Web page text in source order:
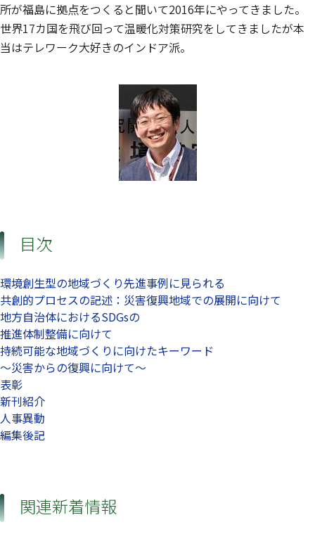
所が福島に拠点をつくると聞いて2016年にやってきました。
世界17カ国を飛び回って温暖化対策研究をしてきましたが本
当はテレワーク大好きのインドア派。
目次
環境創生型の地域づくり先進事例に見られる
共創的プロセスの記述：災害復興地域での展開に向けて
地方自治体におけるSDGsの
推進体制整備に向けて
持続可能な地域づくりに向けたキーワード
～災害からの復興に向けて～
表彰
新刊紹介
人事異動
編集後記
関連新着情報